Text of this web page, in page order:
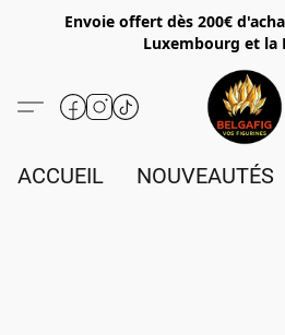
Envoie offert dès 200€
Luxembourg et la
ACCUEIL NOUVEAUTÉS